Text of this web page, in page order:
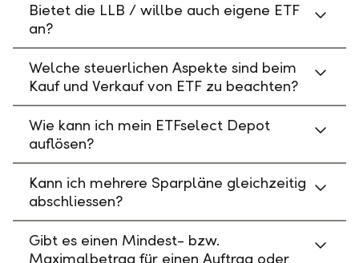
Bietet die LLB / willbe auch eigene ETF
an?
Welche steuerlichen Aspekte sind beim
Kauf und Verkauf von ETF zu beachten?
Wie kann ich mein ETFselect Depot
auflösen?
Kann ich mehrere Sparpläne gleichzeitig
abschliessen?
Gibt es einen Mindest- bzw.
Maximalbetrag für einen Auftrag oder